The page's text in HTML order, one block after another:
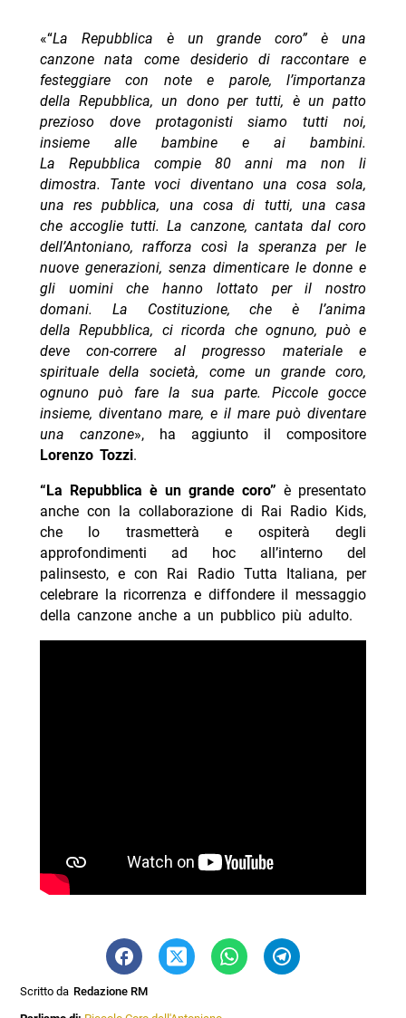
«“La Repubblica è un grande coro” è una
canzone nata come desiderio di raccontare e
festeggiare con note e parole, l’importanza
della Repubblica, un dono per tutti, è un patto
prezioso dove protagonisti siamo tutti noi,
insieme alle bambine e ai bambini.
La Repubblica compie 80 anni ma non li
dimostra. Tante voci diventano una cosa sola,
una res pubblica, una cosa di tutti, una casa
che accoglie tutti. La canzone, cantata dal coro
dell’Antoniano, rafforza così la speranza per le
nuove generazioni, senza dimenticare le donne e
gli uomini che hanno lottato per il nostro
domani. La Costituzione, che è l’anima
della Repubblica, ci ricorda che ognuno, può e
deve con-correre al progresso materiale e
spirituale della società, come un grande coro,
ognuno può fare la sua parte. Piccole gocce
insieme, diventano mare, e il mare può diventare
una canzone», ha aggiunto il compositore
Lorenzo Tozzi.
“La Repubblica è un grande coro” è presentato
anche con la collaborazione di Rai Radio Kids,
che lo trasmetterà e ospiterà degli
approfondimenti ad hoc all’interno del
palinsesto, e con Rai Radio Tutta Italiana, per
celebrare la ricorrenza e diffondere il messaggio
della canzone anche a un pubblico più adulto.
Scritto da Redazione RM